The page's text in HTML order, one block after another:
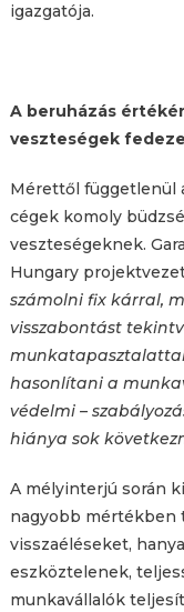
igazgatója.
A beruházás
veszteségek
Mérettől függetlenül
cégek komoly
veszteségeknek.
Hungary
számolni fix kárral,
visszabontást
munkatapasztalattal
hasonlítani a
védelmi –
hiánya sok
A mélyinterjú során
nagyobb mértékben
visszaéléseket,
eszköztelenek,
munkavállalók